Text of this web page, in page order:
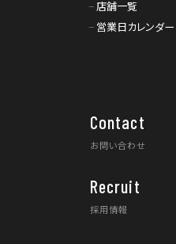
店舗一覧
営業日カレンダー
Recruit
採用情報
Contact
お問い合わせ